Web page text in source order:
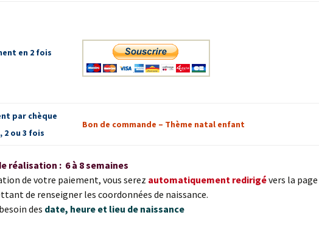
en 2 fois
par chèque
2 ou 3 fois
Bon de commande – Thème natal enfant
réalisation : 6 à 8 semaines
de votre paiement, vous serez automatiquement redirigévers la page
de renseigner les coordonnées de naissance.
des date, heure et lieu de naissance